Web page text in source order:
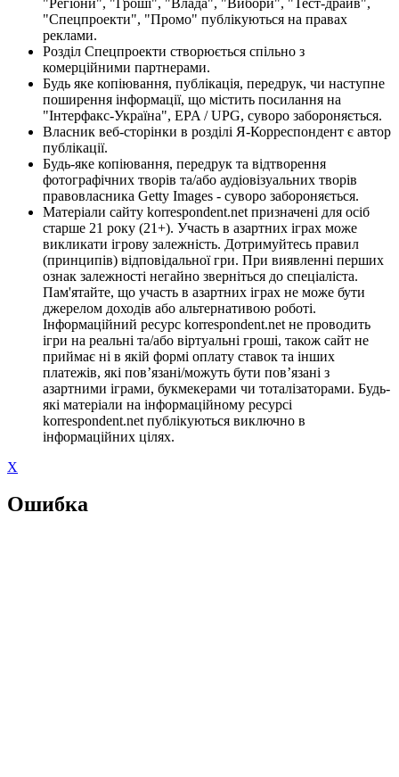
"Спецпроекти", "Промо" публікуються на правах
реклами.
Розділ Спецпроекти створюється спільно з
комерційними партнерами.
Будь яке копіювання, публікація, передрук, чи наступне
поширення інформації, що містить посилання на
"Інтерфакс-Україна", EPA / UPG, суворо забороняється.
Власник веб-сторінки в розділі Я-Корреспондент є автор
публікації.
Будь-яке копіювання, передрук та відтворення
фотографічних творів та/або аудіовізуальних творів
правовласника Getty Images - суворо забороняється.
Матеріали сайту korrespondent.net призначені для осіб
старше 21 року (21+). Участь в азартних іграх може
викликати ігрову залежність. Дотримуйтесь правил
(принципів) відповідальної гри. При виявленні перших
ознак залежності негайно зверніться до спеціаліста.
Пам'ятайте, що участь в азартних іграх не може бути
джерелом доходів або альтернативою роботі.
Інформаційний ресурс korrespondent.net не проводить
ігри на реальні та/або віртуальні гроші, також сайт не
приймає ні в якій формі оплату ставок та інших
платежів, які пов’язані/можуть бути пов’язані з
азартними іграми, букмекерами чи тоталізаторами. Будь-
які матеріали на інформаційному ресурсі
korrespondent.net публікуються виключно в
інформаційних цілях.
X
Ошибка